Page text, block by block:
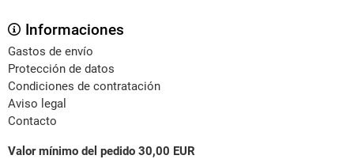
Informaciones
Gastos de envío
Protección de datos
Condiciones de contratación
Aviso legal
Contacto
Valor mínimo del pedido 30,00 EUR